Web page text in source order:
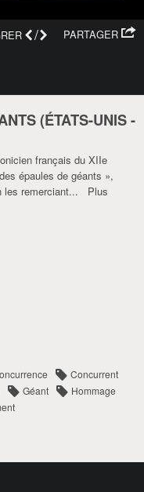
PARTAGER
/
(ÉTATS-UNIS-
français du XIIe
épaules de géants »,
les remerciant... Plus
Concurrent
Géant
Hommage